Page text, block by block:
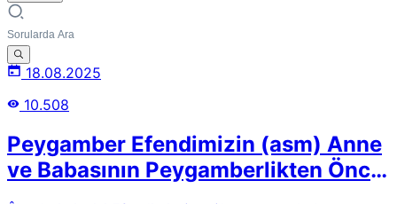
18.08.2025
10.508
Peygamber Efendimizin (asm) Anne
ve Babasının Peygamberlikten Önce
Vefatı